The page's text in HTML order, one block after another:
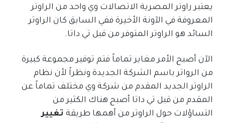
يعتبر راوتر المصرية الاتصالات وي واحد من الراوتر
المعروفة في الآونة الأخيرة ففي السابق كان الراوتر
السائد هو الراوتر المتوفر من قبل تي داتا.
الآن أصبح الأمر مغاير تماماً فتم توفير مجموعة كبيرة
من الرواتر باسم الشركة الجديدة ونظراً لأن نظام
الراوتر الجديد المقدم من شركة وي مختلف تماماً عن
المقدم من قبل تي داتا أصبح هناك الكثير من
التساؤلات حول الراوتر من أهمها طريقة تغيير